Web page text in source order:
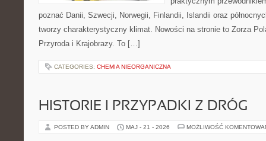
poznać Danii, Szwecji, Norwegii, Finlandii, Islandii oraz
tworzy charakterystyczny klimat. Nowości na stronie to Zorza
Przyroda i Krajobrazy. To […]
CATEGORIES: CHEMIA NIEORGANICZNA
HISTORIE I PRZYPADKI Z DRÓG
POSTED BY ADMIN MAJ - 21 - 2026 MOŻLIWOŚĆ